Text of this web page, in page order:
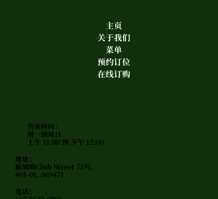
主页
关于我们
菜单
预约订位
在线订购
营业时间：
周一到周日
上午 11:00 到 下午 12:00
地址：
新加坡Club Street 72号,
#01-01, 069471
电话：